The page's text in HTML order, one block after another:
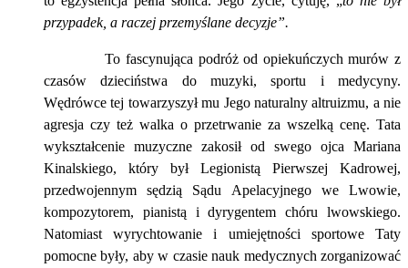
przypadek, a raczej przemyślane decyzje”.
To fascynująca podróż od opiekuńczych murów z
czasów dzieciństwa do muzyki, sportu i medycyny.
Wędrówce tej towarzyszył mu Jego naturalny altruizmu, a nie
agresja czy też walka o przetrwanie za wszelką cenę. Tata
wykształcenie muzyczne zakosił od swego ojca Mariana
Kinalskiego, który był Legionistą Pierwszej Kadrowej,
przedwojennym sędzią Sądu Apelacyjnego we Lwowie,
kompozytorem, pianistą i dyrygentem chóru lwowskiego.
Natomiast wyrychtowanie i umiejętności sportowe Taty
pomocne były, aby w czasie nauk medycznych zorganizować